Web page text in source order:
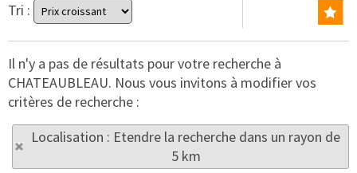
Tri :
Il n'y a pas de résultats pour votre recherche à
CHATEAUBLEAU. Nous vous invitons à modifier vos
critères de recherche :
Localisation : Etendre la recherche dans un rayon de
5 km